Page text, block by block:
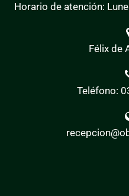
Horario de atención:
Félix de
Teléfono: